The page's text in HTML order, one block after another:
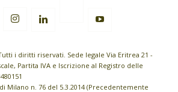
i diritti riservati. Sede legale Via Eritrea 21 -
Partita IVA e Iscrizione al Registro delle
Milano n. 76 del 5.3.2014 (Precedentemente